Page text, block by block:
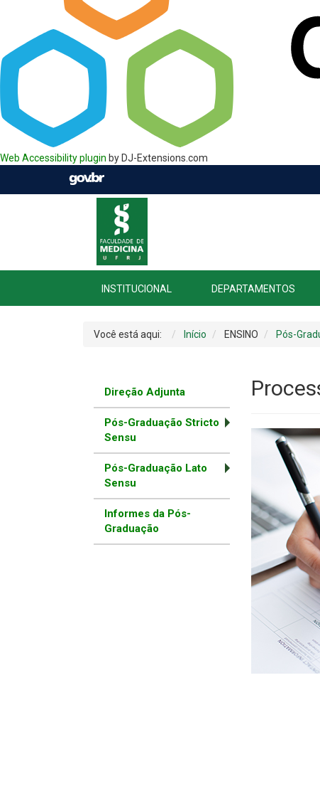
Web Accessibility plugin by DJ-Extensions.com
INSTITUCIONAL DEPARTAMENTOS
Você está aqui: Início ENSINO Pós-
Direção Adjunta
Pós-Graduação Stricto
Sensu
Pós-Graduação Lato
Sensu
Informes da Pós-
Graduação